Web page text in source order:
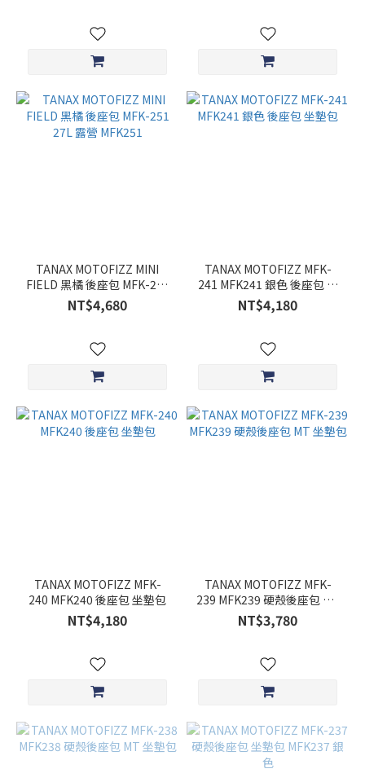
TANAX MOTOFIZZ MINI
FIELD 黑橘 後座包 MFK-251
27L 露營 MFK251
NT$4,680
TANAX MOTOFIZZ MFK-
241 MFK241 銀色 後座包 坐
墊包
NT$4,180
TANAX MOTOFIZZ MFK-
240 MFK240 後座包 坐墊包
NT$4,180
TANAX MOTOFIZZ MFK-
239 MFK239 硬殼後座包 MT
坐墊包
NT$3,780